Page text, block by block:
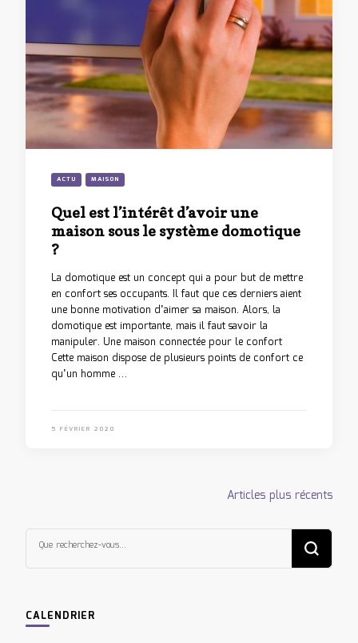
ACTU MAISON
Quel est l’intérêt d’avoir une
maison sous le système domotique
?
La domotique est un concept qui a pour but de mettre
en confort ses occupants. Il faut que ces derniers aient
une bonne motivation d’aimer sa maison. Alors, la
domotique est importante, mais il faut savoir la
manipuler. Une maison connectée pour le confort
Cette maison dispose de plusieurs points de confort ce
qu’un homme …
5 FÉVRIER 2020
articles
Articles plus récents
Vous
recherchiez
quelque
CALENDRIER